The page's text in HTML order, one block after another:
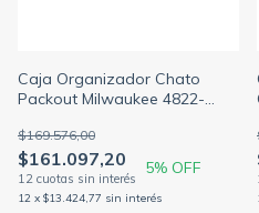
Caja Organizador Chato
Packout Milwaukee 4822-
$161.097,20
$169.576,00
5% OFF
12 x $13.424,77 sin interés